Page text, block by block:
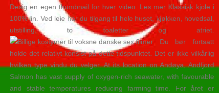
Desig en egen thumbnail for hver video. Les mer Klassisk kjole i
100% lin. Ved leie har du tilgang til hele huset, kjøkken, hovedsal,
utstilling, to toaletter og atriet.
Du bør fortsatt
holde det relativt konsist på dette tidspunktet. Det er ikke vilkårlig
hvilken type vindu du velger. At its location on Andøya, Andfjord
Salmon has vast supply of oxygen-rich seawater, with favourable
and stable temperatures reducing farming time. For året er